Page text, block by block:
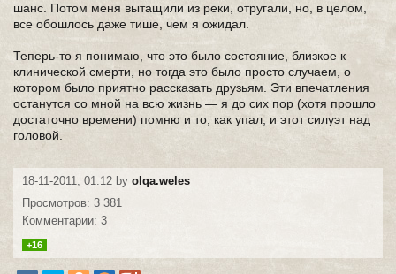
шанс. Потом меня вытащили из реки, отругали, но, в целом,
все обошлось даже тише, чем я ожидал.
Теперь-то я понимаю, что это было состояние, близкое к
клинической смерти, но тогда это было просто случаем, о
котором было приятно рассказать друзьям. Эти впечатления
останутся со мной на всю жизнь — я до сих пор (хотя прошло
достаточно времени) помню и то, как упал, и этот силуэт над
головой.
18-11-2011, 01:12 by olqa.weles
Просмотров: 3 381
Комментарии: 3
+16